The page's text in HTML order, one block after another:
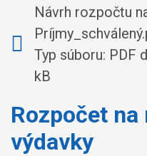
Návrh rozpočtu
Typ súboru: PDF
kB
Rozpočet
výdavky